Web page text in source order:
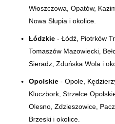
Włoszczowa, Opatów,
Nowa Słupia i okolice.
Łódzkie- Łódź, Piotrków
Tomaszów Mazowiecki,
Sieradz, Zduńska Wola i
Opolskie- Opole,
Kluczbork, Strzelce
Olesno, Zdzieszowice,
Brzeski i okolice.